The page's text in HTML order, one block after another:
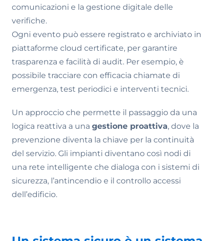
comunicazioni e la gestione digitale delle
verifiche.
Ogni evento può essere registrato e archiviato in
piattaforme cloud certificate, per garantire
trasparenza e facilità di audit. Per esempio, è
possibile tracciare con efficacia chiamate di
emergenza, test periodici e interventi tecnici.
Un approccio che permette il passaggio da una
logica reattiva a una gestione proattiva, dove la
prevenzione diventa la chiave per la continuità
del servizio. Gli impianti diventano così nodi di
una rete intelligente che dialoga con i sistemi di
sicurezza, l’antincendio e il controllo accessi
dell’edificio.